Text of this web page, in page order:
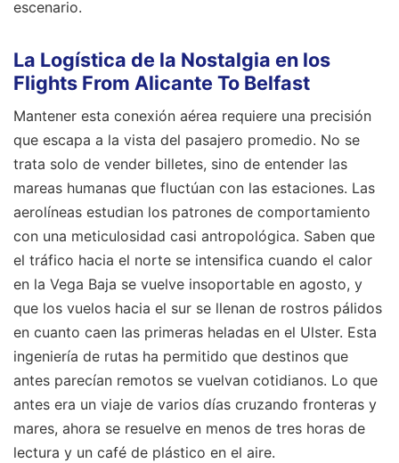
escenario.
La Logística de la Nostalgia en los
Flights From Alicante To Belfast
Mantener esta conexión aérea requiere una precisión
que escapa a la vista del pasajero promedio. No se
trata solo de vender billetes, sino de entender las
mareas humanas que fluctúan con las estaciones. Las
aerolíneas estudian los patrones de comportamiento
con una meticulosidad casi antropológica. Saben que
el tráfico hacia el norte se intensifica cuando el calor
en la Vega Baja se vuelve insoportable en agosto, y
que los vuelos hacia el sur se llenan de rostros pálidos
en cuanto caen las primeras heladas en el Ulster. Esta
ingeniería de rutas ha permitido que destinos que
antes parecían remotos se vuelvan cotidianos. Lo que
antes era un viaje de varios días cruzando fronteras y
mares, ahora se resuelve en menos de tres horas de
lectura y un café de plástico en el aire.